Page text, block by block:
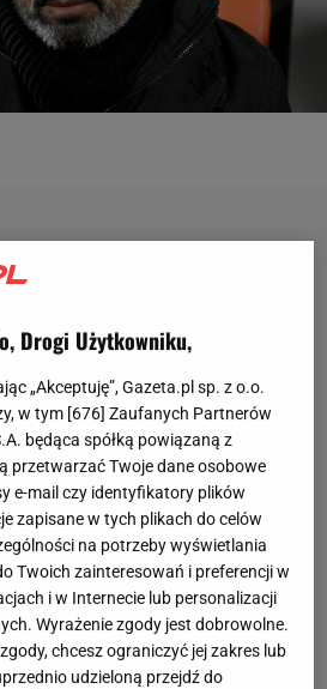
Drogi Użytkowniku,
„Akceptuję”, Gazeta.pl sp. z o.o.
w tym [676] Zaufanych Partnerów
będąca spółką powiązaną z
przetwarzać Twoje dane osobowe
e-mail czy identyfikatory plików
zapisane w tych plikach do celów
na potrzeby wyświetlania
Twoich zainteresowań i preferencji w
i w Internecie lub personalizacji
Wyrażenie zgody jest dobrowolne.
chcesz ograniczyć jej zakres lub
udzieloną przejdź do